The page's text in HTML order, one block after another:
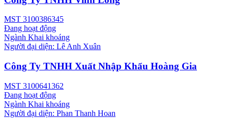
MST 3100386345
Đang hoạt động
Ngành Khai khoáng
Người đại diện: Lê Anh Xuân
Công Ty TNHH Xuất Nhập Khẩu Hoàng Gia
MST 3100641362
Đang hoạt động
Ngành Khai khoáng
Người đại diện: Phan Thanh Hoan